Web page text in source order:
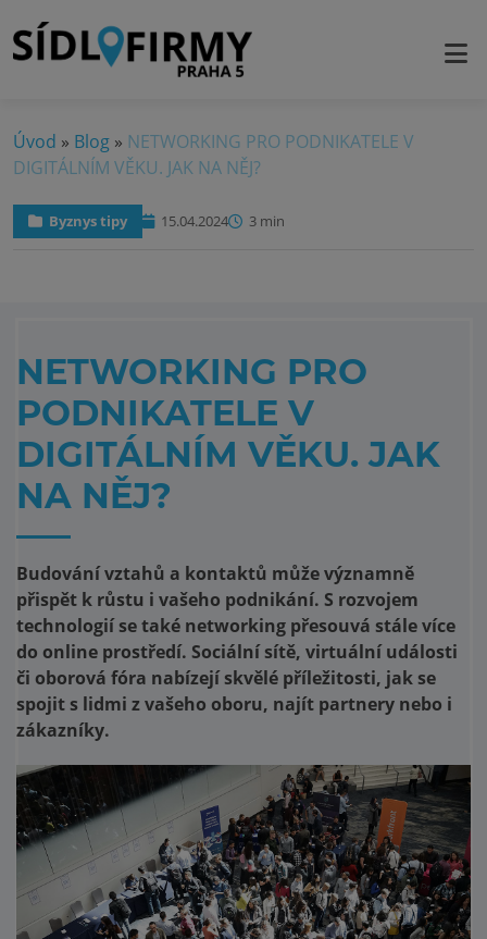
Úvod » Blog » NETWORKING PRO PODNIKATELE V
DIGITÁLNÍM VĚKU. JAK NA NĚJ?
Byznys tipy 15.04.2024 3 min
NETWORKING PRO
PODNIKATELE V
DIGITÁLNÍM VĚKU. JAK
NA NĚJ?
Budování vztahů a kontaktů může významně
přispět k růstu i vašeho podnikání. S rozvojem
technologií se také networking přesouvá stále více
do online prostředí. Sociální sítě, virtuální události
či oborová fóra nabízejí skvělé příležitosti, jak se
spojit s lidmi z vašeho oboru, najít partnery nebo i
zákazníky.